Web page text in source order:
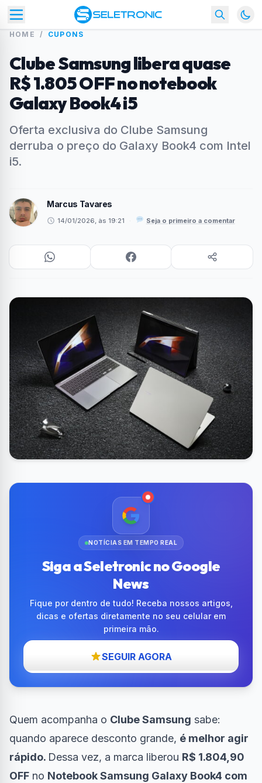
HOME / CUPONS
Clube Samsung libera quase
R$ 1.805 OFF no notebook
Galaxy Book4 i5
Oferta exclusiva do Clube Samsung
derruba o preço do Galaxy Book4 com Intel
i5.
Marcus Tavares
14/01/2026, às 19:21 · Seja o primeiro a comentar
NOTÍCIAS EM TEMPO REAL
Siga a Seletronic no Google
News
Fique por dentro de tudo! Receba nossos artigos,
dicas e ofertas diretamente no seu celular em
primeira mão.
SEGUIR AGORA
Quem acompanha o Clube Samsung sabe:
quando aparece desconto grande, é melhor agir
rápido. Dessa vez, a marca liberou R$ 1.804,90
OFF no Notebook Samsung Galaxy Book4 com